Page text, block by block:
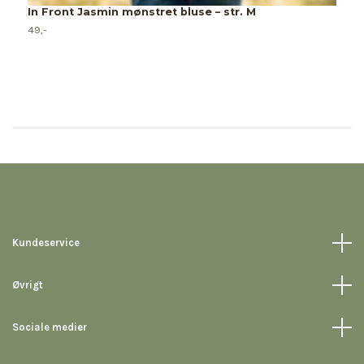
In Front Jasmin mønstret bluse – str. M
49,-
Kundeservice
Øvrigt
Sociale medier